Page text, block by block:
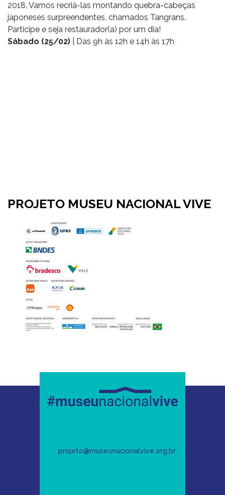
2018. Vamos recriá-las montando quebra-cabeças
japoneses surpreendentes, chamados Tangrans.
Participe e seja restaurador(a) por um dia!
Sábado (25/02) | Das 9h às 12h e 14h às 17h
PROJETO MUSEU NACIONAL VIVE
projeto@museunacionalvive.org.br